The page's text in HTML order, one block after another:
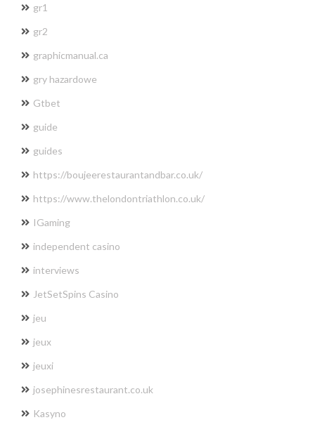
gr1
gr2
graphicmanual.ca
gry hazardowe
Gtbet
guide
guides
https://boujeerestaurantandbar.co.uk/
https://www.thelondontriathlon.co.uk/
IGaming
independent casino
interviews
JetSetSpins Casino
jeu
jeux
jeuxi
josephinesrestaurant.co.uk
Kasyno